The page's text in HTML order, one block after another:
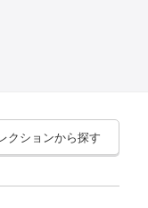
クションから探す